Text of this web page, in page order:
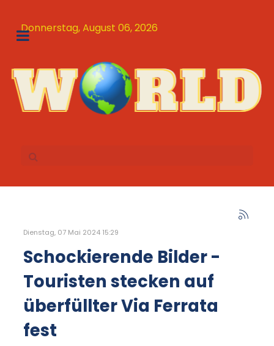
Donnerstag, August 06, 2026
Dienstag, 07 Mai 2024 15:29
Schockierende Bilder -
Touristen stecken auf
überfüllter Via Ferrata
fest